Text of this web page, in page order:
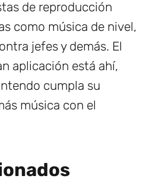
de reproducción
como música de nivel,
jefes y demás. El
aplicación está ahí,
cumpla su
música con el